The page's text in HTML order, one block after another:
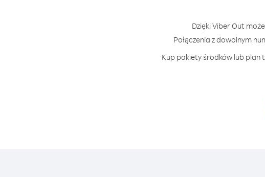
Dzięki Viber Out
Połączenia z dowolnym
Kup pakiety środków lub plan